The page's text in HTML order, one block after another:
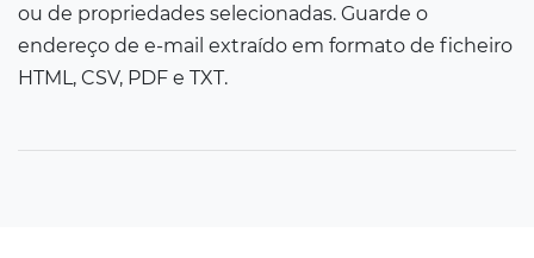
ou de propriedades selecionadas. Guarde o
endereço de e-mail extraído em formato de ficheiro
HTML, CSV, PDF e TXT.